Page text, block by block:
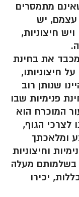
מתמסרים
עצמם, יש
חיצוניות,
את בחינת
חיצוניותו,
שנותן רוב
פנימיות שבו
המוכרח הוא
לצרכי הגוף,
ומלאכתך
וחיצוניות
בשלמותם מעלה
יכירו